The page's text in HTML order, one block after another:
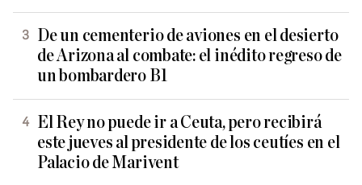
De un cementerio de aviones en el desierto
de Arizona al combate: el inédito regreso de
un bombardero B1
El Rey no puede ir a Ceuta, pero recibirá
este jueves al presidente de los ceutíes en el
Palacio de Marivent